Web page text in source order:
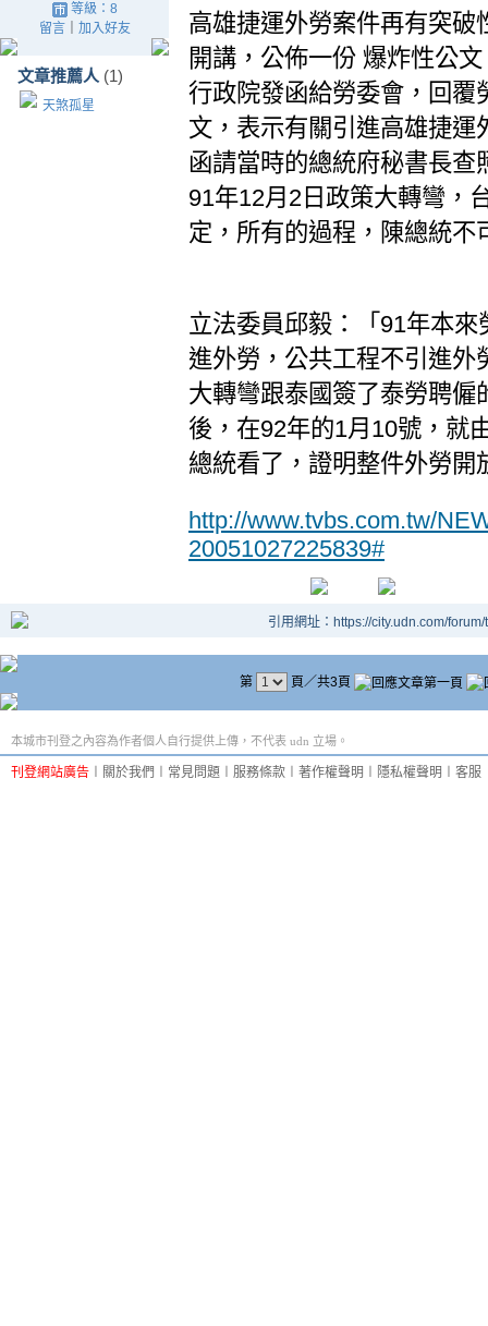
等級：8
留言｜ 加入好友
文章推薦人 (1)
天煞孤星
高雄捷運外勞案件再有突破
開講，公佈一份 爆炸性公
行政院發函給勞委會，回覆
文，表示有關引進高雄捷
函請當時的總統府秘書長
91年12月2日政策大轉彎，
定，所有的過程，陳總統不
立法委員邱毅：「91年本
進外勞，公共工程不引進外
大轉彎跟泰國簽了泰勞聘
後，在92年的1月10號，就
總統看了，證明整件外勞
http://www.tvbs.com.tw/
20051027225839#
引用網址：https://city.udn.com/
第 頁／共3頁
本城市刊登之內容為作者個人自行提供上傳，不代表 udn 立場。
刊登網站廣告 關於我們 常見問題 服務條款 著作權聲明 隱私權聲明 客服